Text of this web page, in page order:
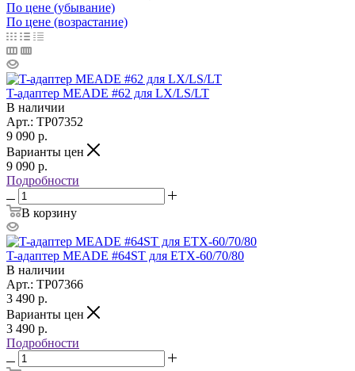
По цене (убывание)
По цене (возрастание)
T-адаптер MEADE #62 для LX/LS/LT
В наличии
Арт.: TP07352
9 090 р.
Варианты цен
9 090 р.
Подробности
В корзину
T-адаптер MEADE #64ST для ETX-60/70/80
В наличии
Арт.: TP07366
3 490 р.
Варианты цен
3 490 р.
Подробности